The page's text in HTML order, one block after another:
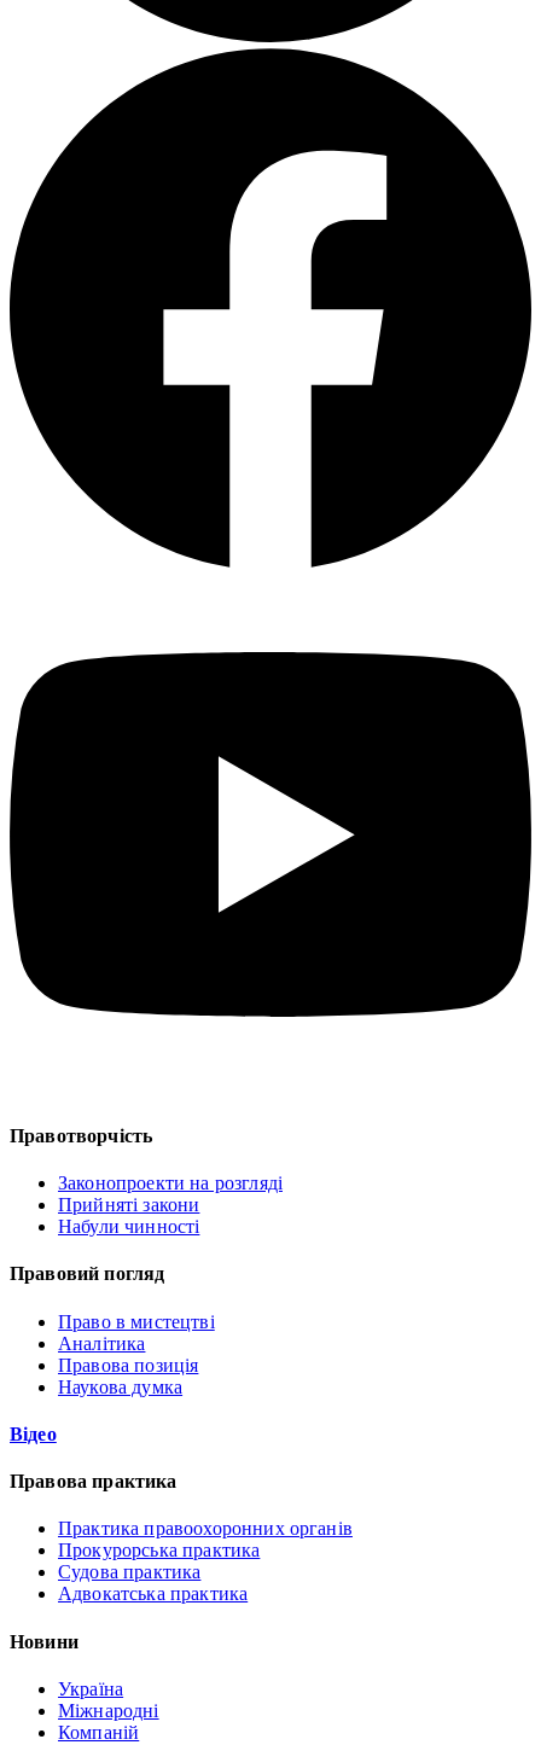
Правотворчість
Законопроекти на розгляді
Прийняті закони
Набули чинності
Правовий погляд
Право в мистецтві
Аналітика
Правова позиція
Наукова думка
Відео
Правова практика
Практика правоохоронних органів
Прокурорська практика
Судова практика
Адвокатська практика
Новини
Україна
Міжнародні
Компаній